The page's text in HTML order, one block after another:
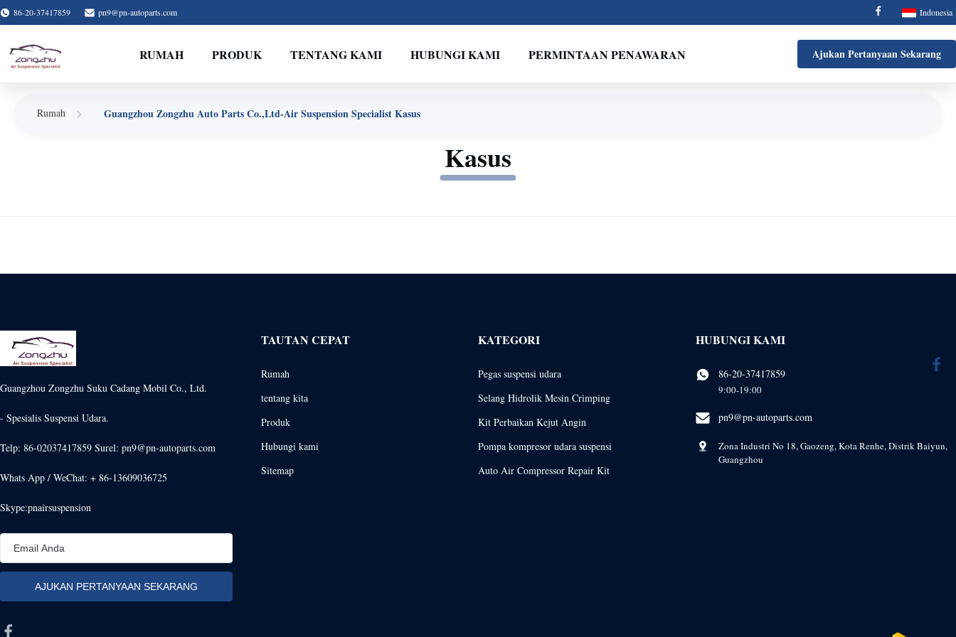
86-20-37417859 pn9@pn-autoparts.com Indonesia
RUMAH PRODUK TENTANG KAMI HUBUNGI KAMI PERMINTAAN PENAWARAN Ajukan Pertanyaan Sekarang
Rumah Guangzhou Zongzhu Auto Parts Co.,Ltd-Air Suspension Specialist Kasus
Kasus
Guangzhou Zongzhu Suku Cadang Mobil Co., Ltd.
- Spesialis Suspensi Udara.
Telp: 86-02037417859 Surel: pn9@pn-autoparts.com
Whats App / WeChat: + 86-13609036725
Skype:pnairsuspension
TAUTAN CEPAT
Rumah
tentang kita
Produk
Hubungi kami
Sitemap
KATEGORI
Pegas suspensi udara
Selang Hidrolik Mesin Crimping
Kit Perbaikan Kejut Angin
Pompa kompresor udara suspensi
Auto Air Compressor Repair Kit
HUBUNGI KAMI
86-20-37417859
9:00-19:00
pn9@pn-autoparts.com
Zona Industri No 18, Gaozeng, Kota Renhe, Distrik Baiyun,
Guangzhou